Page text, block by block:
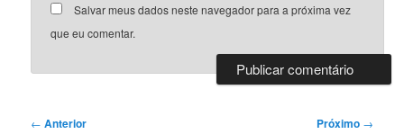
Salvar meus dados neste navegador para a próxima vez
que eu comentar.
Navegação
← Anterior Próximo →